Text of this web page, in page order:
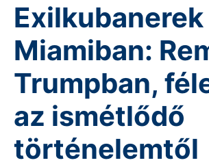
Exilkubanerek
Miamiban:
Trumpban,
az ismétlődő
történelemtől